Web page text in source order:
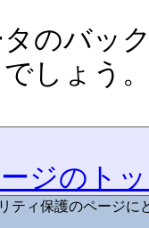
のバッ
しょう。
ジのト
ティ保護のページに